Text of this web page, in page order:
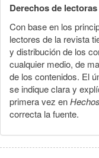
Derechos de
Con base en los
lectores de la revista
y distribución de los
cualquier medio, de
de los contenidos. El
se indique clara y
primera vez en
correcta la fuente.